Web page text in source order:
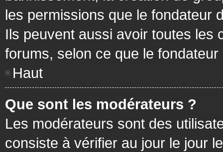
les permissions que le fondateur
Ils peuvent aussi avoir toutes les
forums, selon ce que le
Haut
Que sont les modérateurs ?
Les modérateurs sont des
consiste à vérifier au jour le jour